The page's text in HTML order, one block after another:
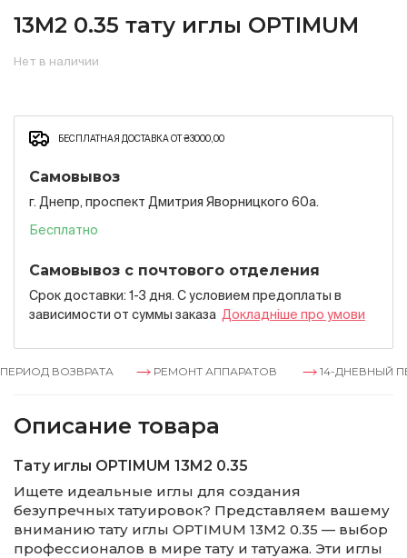
13M2 0.35 тату иглы OPTIMUM
Нет в наличии
БЕСПЛАТНАЯ ДОСТАВКА ОТ ₴3000,00
Самовывоз
г. Днепр, проспект Дмитрия Яворницкого 60а.
Бесплатно
Самовывоз с почтового отделения
Срок доставки: 1-3 дня. С условием предоплаты в
зависимости от суммы заказа Докладнiше про умови
ВОЗВРАТА РЕМОНТ АППАРАТОВ 14-ДНЕВНЫЙ
Описание товара
Тату иглы OPTIMUM 13M2 0.35
Ищете идеальные иглы для создания
безупречных татуировок? Представляем вашему
вниманию тату иглы OPTIMUM 13M2 0.35 — выбор
профессионалов в мире тату и татуажа. Эти иглы